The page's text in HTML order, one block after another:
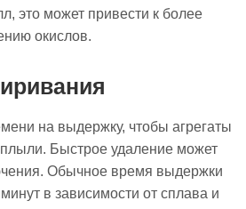
это может привести к более
окислов.
на выдержку, чтобы агрегаты
Быстрое удаление может
Обычное время выдержки
в зависимости от сплава и